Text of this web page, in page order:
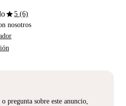
star5 (6)
nosotros
pregunta sobre este anuncio,